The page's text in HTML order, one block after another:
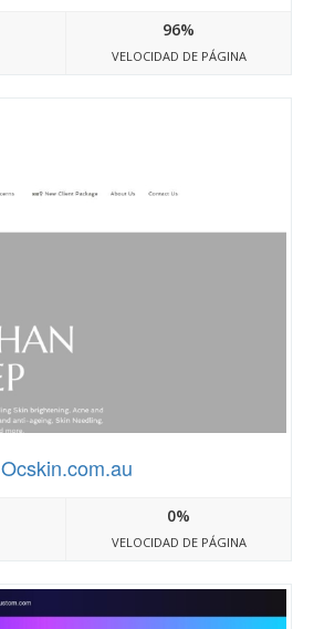
96%
VELOCIDAD DE PÁGINA
Ocskin.com.au
0%
VELOCIDAD DE PÁGINA